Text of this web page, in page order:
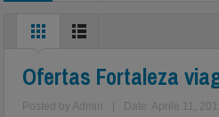
Ofertas Fortaleza
Posted by Admin Date: Aprile 11,